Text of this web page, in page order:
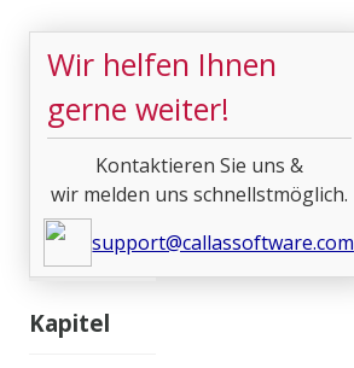
Wir helfen Ihnen
gerne weiter!
Kontaktieren Sie uns &
wir melden uns schnellstmöglich.
support@callassoftware.com
Kapitel